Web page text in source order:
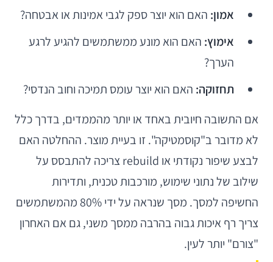
אמון: האם הוא יוצר ספק לגבי אמינות או אבטחה?
אימוץ: האם הוא מונע ממשתמשים להגיע לרגע
הערך?
תחזוקה: האם הוא יוצר עומס תמיכה וחוב הנדסי?
אם התשובה חיובית באחד או יותר מהממדים, בדרך כלל
לא מדובר ב"קוסמטיקה". זו בעיית מוצר. ההחלטה האם
לבצע שיפור נקודתי או rebuild צריכה להתבסס על
שילוב של נתוני שימוש, מורכבות טכנית, ותדירות
החשיפה למסך. מסך שנראה על ידי 80% מהמשתמשים
צריך רף איכות גבוה בהרבה ממסך משני, גם אם האחרון
"צורם" יותר לעין.